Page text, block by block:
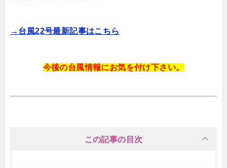
→台風22号最新記事はこちら
今後の台風情報にお気を付け下さい。
この記事の目次